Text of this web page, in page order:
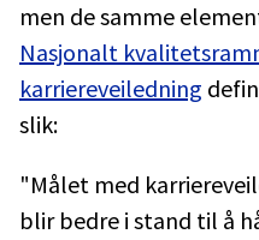
men de samme
Nasjonalt
karriereveiledning
slik:
"Målet med
blir bedre i stand til å